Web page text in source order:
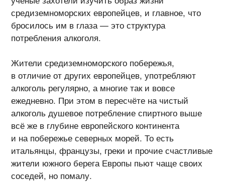
средиземноморских европейцев, и главное, что
бросилось им в глаза — это структура
потребления алкоголя.
Жители средиземноморского побережья,
в отличие от других европейцев, употребляют
алкоголь регулярно, а многие так и вовсе
ежедневно. При этом в пересчёте на чистый
алкоголь душевое потребление спиртного выше
всё же в глубине европейского континента
и на побережье северных морей. То есть
итальянцы, французы, греки и прочие счастливые
жители южного берега Европы пьют чаще своих
соседей, но помалу.